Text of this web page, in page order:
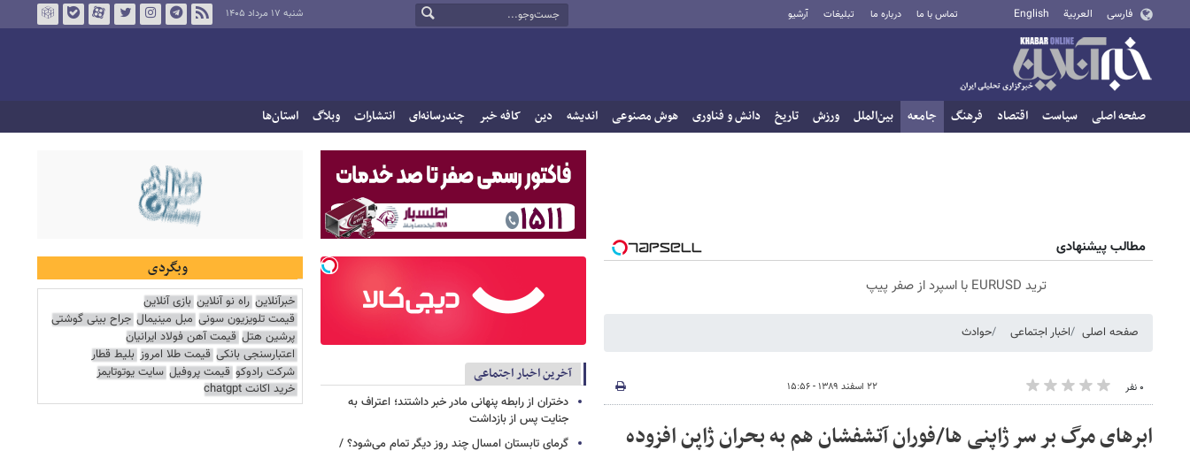
فارسی العربية English تماس با ما درباره ما تبلیغات آرشیو شنبه ۱۷ مرداد ۱۴۰۵
صفحه اصلی سیاست اقتصاد فرهنگ جامعه بین‌الملل ورزش تاریخ دانش و فناوری هوش مصنوعی اندیشه دین کافه خبر چندرسانه‌ای انتشارات وبلاگ استان‌ها
مطالب پیشنهادی
ترید EURUSD با اسپرد از صفر پیپ
صفحه اصلی اخبار اجتماعی حوادث
۰ نفر ۲۲ اسفند ۱۳۸۹ - ۱۵:۵۶
ابرهای مرگ بر سر ژاپنی ها/فوران آتشفشان هم به بحران ژاپن افزوده
آخرین اخبار اجتماعی
دختران از رابطه پنهانی مادر خبر داشتند؛ اعتراف به
جنایت پس از بازداشت
گرمای تابستان امسال چند روز دیگر تمام می‌شود؟ /
وبگردی
خبرآنلاین راه نو آنلاین بازی آنلاین
قیمت تلویزیون سونی مبل مینیمال جراح بینی گوشتی
پرشین هتل قیمت آهن فولاد ایرانیان
اعتبارسنجی بانکی قیمت طلا امروز بلیط قطار
شرکت رادوکو قیمت پروفیل سایت یوتوتایمز
خرید اکانت chatgpt